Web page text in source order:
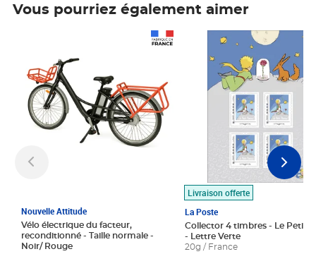
Vous pourriez également aimer
Nouvelle Attitude
Vélo électrique du facteur,
reconditionné - Taille normale -
Noir/ Rouge
Livraison offerte
La Poste
Collector 4 timbres - Le Petit
- Lettre Verte
20g / France
Prix 7,50€